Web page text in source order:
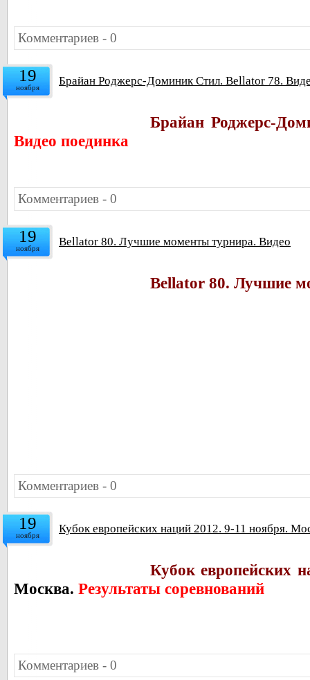
Комментариев - 0
19
ноября Брайан Роджерс-Доминик Стил. Bellator 78.
Брайан Роджерс-
Видео поединка
Комментариев - 0
19
ноября Bellator 80. Лучшие моменты турнира. Видео
Bellator 80. Лучшие
Комментариев - 0
19
ноября Кубок европейских наций 2012. 9-11 ноября.
Кубок европейских
Москва. Результаты соревнований
Комментариев - 0